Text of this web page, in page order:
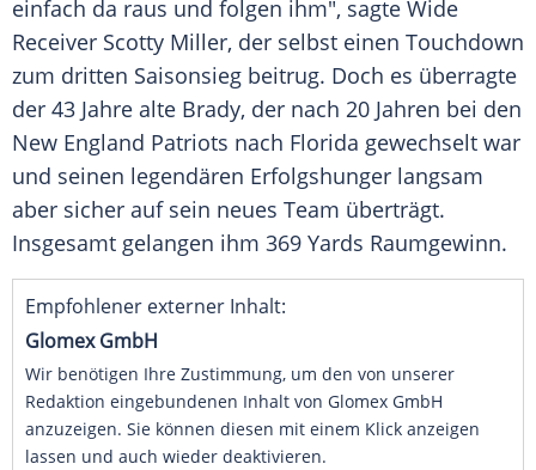
einfach da raus und folgen ihm", sagte Wide
Receiver Scotty Miller, der selbst einen Touchdown
zum dritten Saisonsieg beitrug. Doch es überragte
der 43 Jahre alte Brady, der nach 20 Jahren bei den
New England Patriots nach Florida gewechselt war
und seinen legendären Erfolgshunger langsam
aber sicher auf sein neues Team überträgt.
Insgesamt gelangen ihm 369 Yards Raumgewinn.
Empfohlener externer Inhalt:
Glomex GmbH
Wir benötigen Ihre Zustimmung, um den von unserer
Redaktion eingebundenen Inhalt von Glomex GmbH
anzuzeigen. Sie können diesen mit einem Klick anzeigen
lassen und auch wieder deaktivieren.